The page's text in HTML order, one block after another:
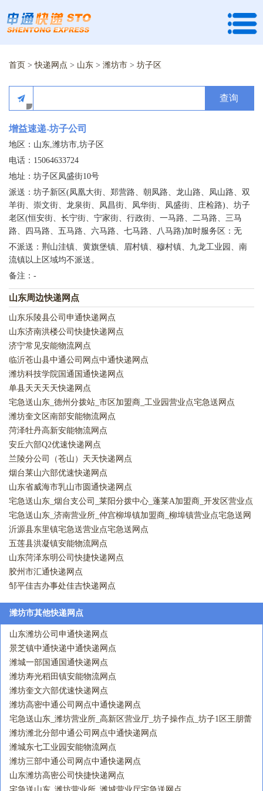
首页 >快递网点 > 山东 > 潍坊市 > 坊子区
查询
增益速递-坊子公司
地区：山东,潍坊市,坊子区
电话：15064633724
地址：坊子区凤盛街10号
派送：坊子新区(凤凰大街、郑营路、朝凤路、龙山路、凤山路、双
羊街、崇文街、龙泉街、凤昌街、凤华街、凤盛街、庄检路)、坊子
老区(恒安街、长宁街、宁家街、行政街、一马路、二马路、三马
路、四马路、五马路、六马路、七马路、八马路)加时服务区：无
不派送：荆山洼镇、黄旗堡镇、眉村镇、穆村镇、九龙工业园、南
流镇以上区域均不派送。
备注：-
山东周边快递网点
山东乐陵县公司申通快递网点
山东济南洪楼公司快捷快递网点
济宁常见安能物流网点
临沂苍山县中通公司网点中通快递网点
潍坊科技学院国通国通快递网点
单县天天天天快递网点
宅急送山东_德州分拨站_市区加盟商_工业园营业点宅急送网点
潍坊奎文区南部安能物流网点
菏泽牡丹高新安能物流网点
安丘六部Q2优速快递网点
兰陵分公司（苍山）天天快递网点
烟台莱山六部优速快递网点
山东省威海市乳山市圆通快递网点
宅急送山东_烟台支公司_莱阳分拨中心_蓬莱A加盟商_开发区营业点
宅急送网点
宅急送山东_济南营业所_仲宫柳埠镇加盟商_柳埠镇营业点宅急送网
点
沂源县东里镇宅急送营业点宅急送网点
五莲县洪凝镇安能物流网点
山东菏泽东明公司快捷快递网点
胶州市汇通快递网点
邹平佳吉办事处佳吉快递网点
潍坊市其他快递网点
山东潍坊公司申通快递网点
景芝镇中通快递中通快递网点
潍城一部国通国通快递网点
潍坊寿光稻田镇安能物流网点
潍坊奎文六部优速快递网点
潍坊高密中通公司网点中通快递网点
宅急送山东_潍坊营业所_高新区营业厅_坊子操作点_坊子1区王朋蕾
204534宅急送网点
潍坊潍北分部中通公司网点中通快递网点
潍城东七工业园安能物流网点
潍坊三部中通公司网点中通快递网点
山东潍坊高密公司快捷快递网点